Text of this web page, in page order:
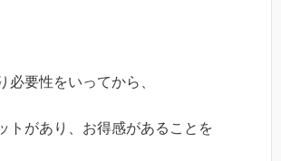
必要性をいってから、
トがあり、お得感があることを